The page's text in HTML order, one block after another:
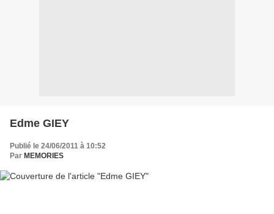
Edme GIEY
Publié le 24/06/2011 à 10:52
Par MEMORIES